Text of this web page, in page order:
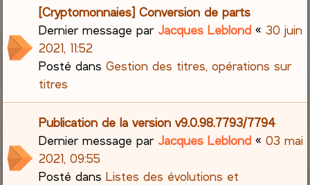
[Cryptomonnaies] Conversion de parts
Dernier message parJacques Leblond «30 juin
2021, 11:52
Posté dansGestion des titres, opérations sur
titres
Publication de la version v9.0.98.7793/7794
Dernier message parJacques Leblond «03 mai
2021, 09:55
Posté dansListes des évolutions et